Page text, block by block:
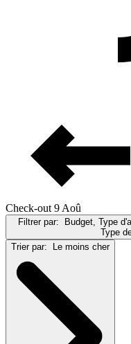
Check-out 9 Aoû
Filtrer par:
Budget, Type
Type
Trier par:
Le moins cher